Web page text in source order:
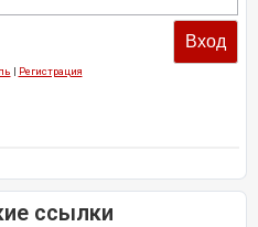
| Регистрация
ссылки